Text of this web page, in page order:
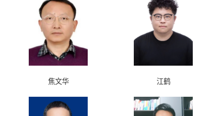
焦文华 江鹤